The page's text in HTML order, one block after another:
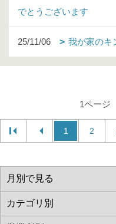
でとうございます
25/11/06 我が家のキ
1ページ
1 2